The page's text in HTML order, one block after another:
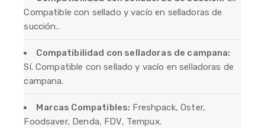
Compatible con sellado y vacío en selladoras de
succión..
Compatibilidad con selladoras de campana:
Sí. Compatible con sellado y vacío en selladoras de
campana.
Marcas Compatibles: Freshpack, Oster,
Foodsaver, Denda, FDV, Tempux.